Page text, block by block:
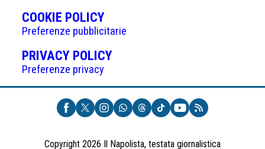
COOKIE POLICY(APRE
IN
UNA
NUOVA
Preferenze pubblicitarie
PRIVACY POLICY(APRE
UNA
NUOVA
SCHEDA)
Preferenze privacy
Copyright 2026 Il Napolista, testata giornalistica